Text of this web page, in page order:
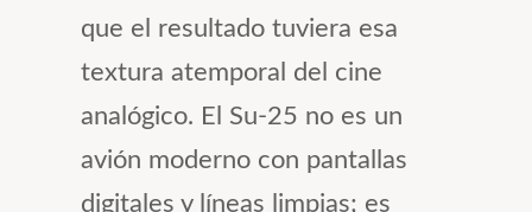
que el resultado tuviera esa
textura atemporal del cine
analógico. El Su-25 no es un
avión moderno con pantallas
digitales y líneas limpias; es